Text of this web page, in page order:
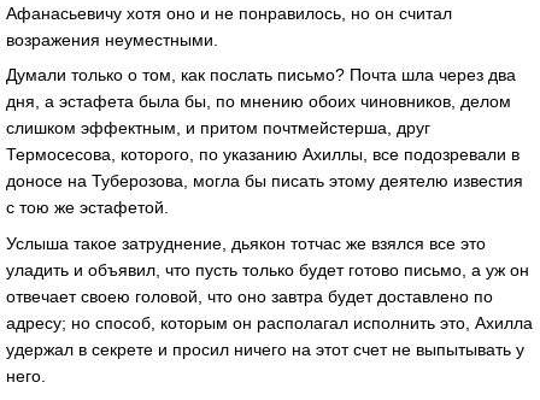
Афанасьевичу хотя оно и не понравилось, но он считал
возражения неуместными.
Думали только о том, как послать письмо? Почта шла через два
дня, а эстафета была бы, по мнению обоих чиновников, делом
слишком эффектным, и притом почтмейстерша, друг
Термосесова, которого, по указанию Ахиллы, все подозревали в
доносе на Туберозова, могла бы писать этому деятелю известия
с тою же эстафетой.
Услыша такое затруднение, дьякон тотчас же взялся все это
уладить и объявил, что пусть только будет готово письмо, а уж он
отвечает своею головой, что оно завтра будет доставлено по
адресу; но способ, которым он располагал исполнить это, Ахилла
удержал в секрете и просил ничего на этот счет не выпытывать у
него.